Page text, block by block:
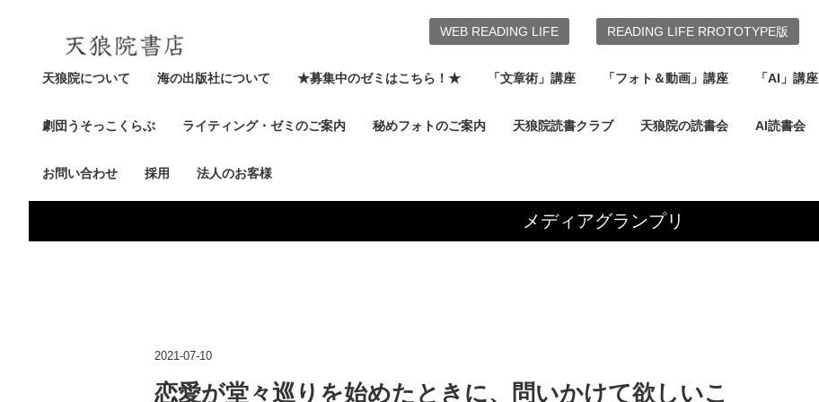
天狼院について 海の出版社について ★募集中のゼミはこちら！★ 「文章術」講座 「フォト＆動画」講座 「AI」講座
劇団うそっこくらぶ ライティング・ゼミのご案内 秘めフォトのご案内 天狼院読書クラブ 天狼院の読書会 AI読書会
お問い合わせ 採用 法人のお客様
WEB READING LIFE READING LIFE RROTOTYPE版
メディアグランプリ
2021-07-10
恋愛が堂々巡りを始めたときに、問いかけて欲しいこ